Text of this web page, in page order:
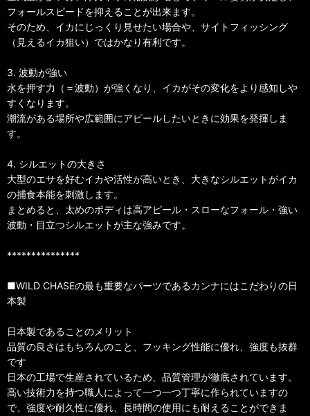
フォールスピードを抑えることが出来ます。
そのため、イカにじっくり見せたい場合や、サイトフィッシング
（見えるイカ狙い）ではかなり有利です。
3. 波動が強い
水を押す力（＝波動）が強くなり、イカがその変化をより感知しや
すくなります。
潮流がある場所や広範囲にアピールしたいときに効果を発揮しま
す。
4. シルエットの大きさ
大型のエサを好むイカや活性が高いとき、大きなシルエットがイカ
の捕食本能を刺激します。
まとめると、太めのボディは高アピール・スローなフォール・強い
波動・目立つシルエットが主な強みです。
***************
■WILD CHASEの最も重要なパーツであるカンナにはこだわりの日
本製
日本製であることのメリット
品質の良さはもちろんのこと、フッキング性能に優れ、強度も抜群
です
日本の工場で生産されているため、品質管理が徹底されています。
高い技術力を持つ職人によって一つ一つ丁寧に作られていますの
で、強度や耐久性に優れ、長時間の使用にも耐えることができま